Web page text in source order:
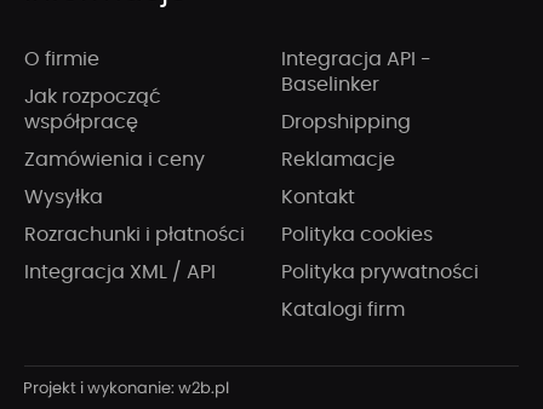
O firmie
Jak rozpocząć
współpracę
Zamówienia i ceny
Wysyłka
Rozrachunki i płatności
Integracja XML / API
Integracja API -
Baselinker
Dropshipping
Reklamacje
Kontakt
Polityka cookies
Polityka prywatności
Katalogi firm